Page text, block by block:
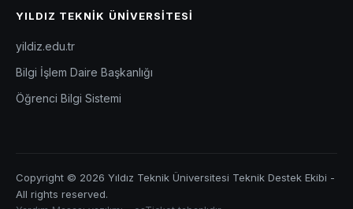
YILDIZ TEKNIK ÜNIVERSITESI
yildiz.edu.tr
Bilgi İşlem Daire Başkanlığı
Öğrenci Bilgi Sistemi
Copyright © 2026 Yıldız Teknik Üniversitesi Teknik Destek Ekibi -
All rights reserved.